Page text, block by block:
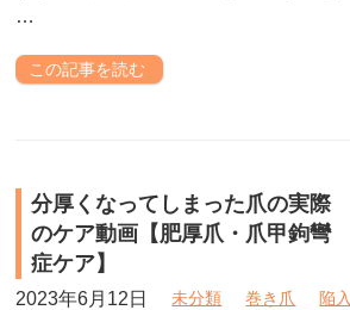
…
この記事を読む
分厚くなってしまった爪の実際
のケア動画【肥厚爪・爪甲鉤彎
症ケア】
2023年6月12日 未分類 巻き爪
陥入